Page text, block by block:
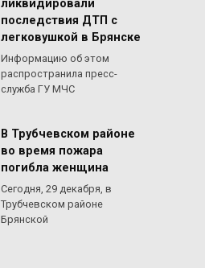
ликвидировали
последствия ДТП с
легковушкой в Брянске
Информацию об этом
распространила пресс-
служба ГУ МЧС
В Трубчевском районе
во время пожара
погибла женщина
Сегодня, 29 декабря, в
Трубчевском районе
Брянской